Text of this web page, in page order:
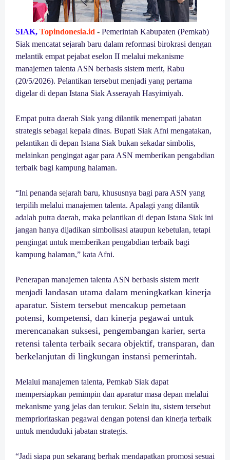
SIAK, Topindonesia.id - Pemerintah Kabupaten (Pemkab)
Siak mencatat sejarah baru dalam reformasi birokrasi dengan
melantik empat pejabat eselon II melalui mekanisme
manajemen talenta ASN berbasis sistem merit, Rabu
(20/5/2026). Pelantikan tersebut menjadi yang pertama
digelar di depan Istana Siak Asserayah Hasyimiyah.
Empat putra daerah Siak yang dilantik menempati jabatan
strategis sebagai kepala dinas. Bupati Siak Afni mengatakan,
pelantikan di depan Istana Siak bukan sekadar simbolis,
melainkan pengingat agar para ASN memberikan pengabdian
terbaik bagi kampung halaman.
“Ini penanda sejarah baru, khususnya bagi para ASN yang
terpilih melalui manajemen talenta. Apalagi yang dilantik
adalah putra daerah, maka pelantikan di depan Istana Siak ini
jangan hanya dijadikan simbolisasi ataupun kebetulan, tetapi
pengingat untuk memberikan pengabdian terbaik bagi
kampung halaman,” kata Afni.
Penerapan manajemen talenta ASN berbasis sistem merit
menjadi landasan utama dalam meningkatkan kinerja
aparatur. Sistem tersebut mencakup pemetaan
potensi, kompetensi, dan kinerja pegawai untuk
merencanakan suksesi, pengembangan karier, serta
retensi talenta terbaik secara objektif, transparan, dan
berkelanjutan di lingkungan instansi pemerintah.
Melalui manajemen talenta, Pemkab Siak dapat
mempersiapkan pemimpin dan aparatur masa depan melalui
mekanisme yang jelas dan terukur. Selain itu, sistem tersebut
memprioritaskan pegawai dengan potensi dan kinerja terbaik
untuk menduduki jabatan strategis.
“Jadi siapa pun sekarang berhak mendapatkan promosi sesuai